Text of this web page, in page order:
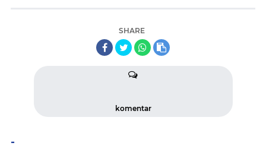
SHARE
komentar
-